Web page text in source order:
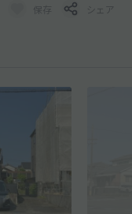
保存 シェア